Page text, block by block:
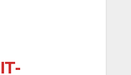
IT-